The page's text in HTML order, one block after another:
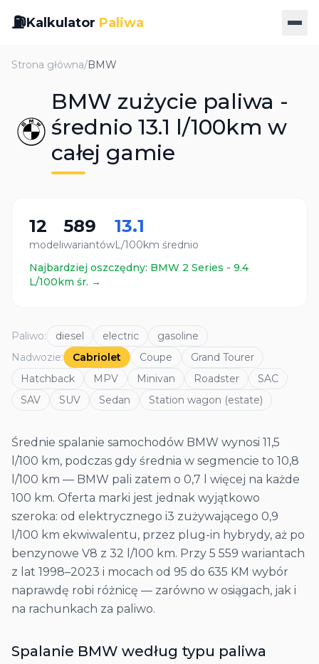
⛽Kalkulator Paliwa
Strona główna/BMW
BMW zużycie paliwa -
średnio 13.1 l/100km w
całej gamie
12
modeli
589
wariantów
13.1
L/100km średnio
Najbardziej oszczędny: BMW 2 Series - 9.4
L/100km śr. →
Paliwo: diesel electric
gasoline
Nadwozie: Cabriolet Coupe
Grand Tourer
Hatchback
MPV Minivan Roadster
SAC
SAV
SUV Sedan Station wagon (estate)
Średnie spalanie samochodów BMW wynosi 11,5
l/100 km, podczas gdy średnia w segmencie to 10,8
l/100 km — BMW pali zatem o 0,7 l więcej na każde
100 km. Oferta marki jest jednak wyjątkowo
szeroka: od elektrycznego i3 zużywającego 0,9
l/100 km ekwiwalentu, przez plug-in hybrydy, aż po
benzynowe V8 z 32 l/100 km. Przy 5 559 wariantach
z lat 1998–2023 i mocach od 95 do 635 KM wybór
naprawdę robi różnicę — zarówno w osiągach, jak i
na rachunkach za paliwo.
Spalanie BMW według typu paliwa